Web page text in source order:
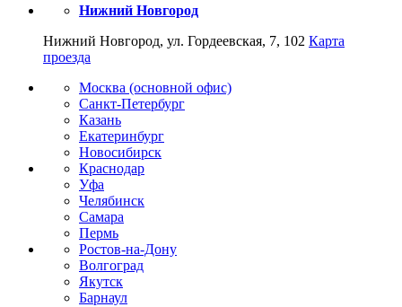
Нижний Новгород
Нижний Новгород, ул. Гордеевская, 7, 102 Карта
проезда
Москва (основной офис)
Санкт-Петербург
Казань
Екатеринбург
Новосибирск
Краснодар
Уфа
Челябинск
Самара
Пермь
Ростов-на-Дону
Волгоград
Якутск
Барнаул